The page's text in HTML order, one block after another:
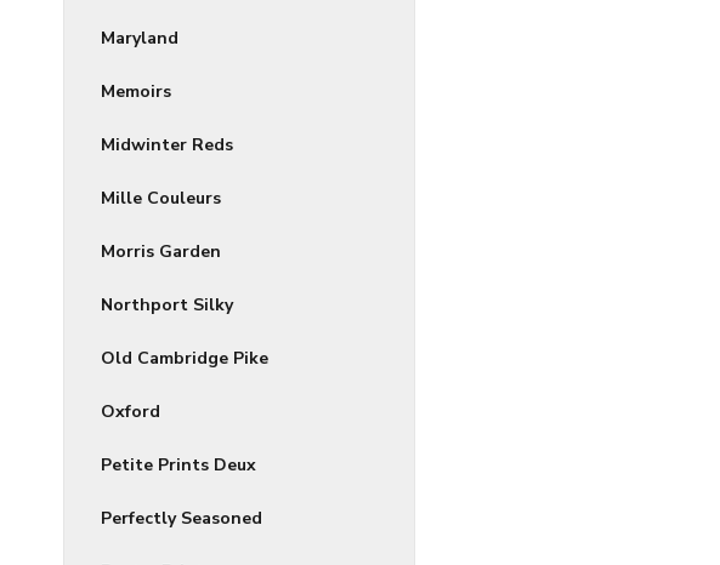
Maryland
Memoirs
Midwinter Reds
Mille Couleurs
Morris Garden
Northport Silky
Old Cambridge Pike
Oxford
Petite Prints Deux
Perfectly Seasoned